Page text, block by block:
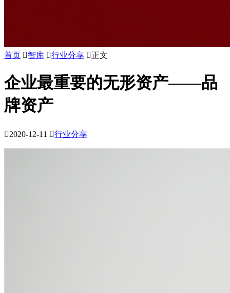
首页 智库 行业分享 正文
企业最重要的无形资产——品
牌资产
2020-12-11 行业分享